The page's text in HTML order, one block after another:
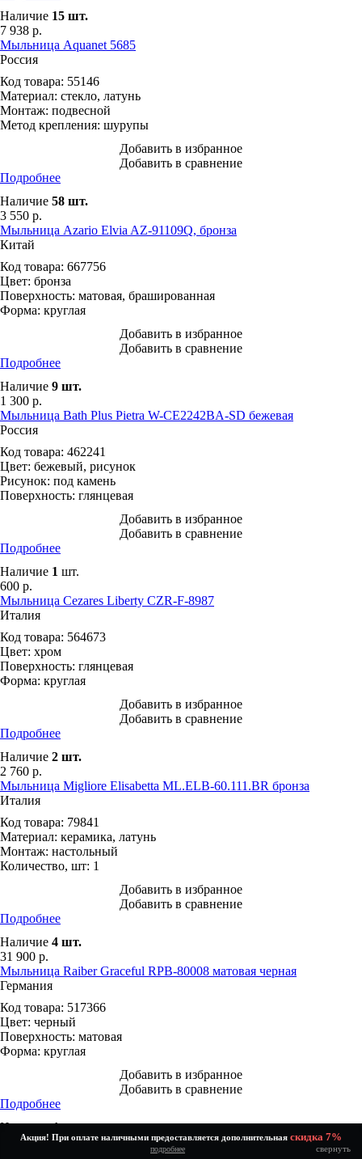
Акция! При оплате наличными предоставляется дополнительная скидка 7%
подробнее свернуть
Наличие 15 шт.
7 938 р.
Мыльница Aquanet 5685
Россия
Код товара: 55146
Материал: стекло, латунь
Монтаж: подвесной
Метод крепления: шурупы
Добавить в избранное
Добавить в сравнение
Подробнее
Наличие 58 шт.
3 550 р.
Мыльница Azario Elvia AZ-91109Q, бронза
Китай
Код товара: 667756
Цвет: бронза
Поверхность: матовая, брашированная
Форма: круглая
Добавить в избранное
Добавить в сравнение
Подробнее
Наличие 9 шт.
1 300 р.
Мыльница Bath Plus Pietra W-CE2242BA-SD бежевая
Россия
Код товара: 462241
Цвет: бежевый, рисунок
Рисунок: под камень
Поверхность: глянцевая
Добавить в избранное
Добавить в сравнение
Подробнее
Наличие 1 шт.
600 р.
Мыльница Cezares Liberty CZR-F-8987
Италия
Код товара: 564673
Цвет: хром
Поверхность: глянцевая
Форма: круглая
Добавить в избранное
Добавить в сравнение
Подробнее
Наличие 2 шт.
2 760 р.
Мыльница Migliore Elisabetta ML.ELB-60.111.BR бронза
Италия
Код товара: 79841
Материал: керамика, латунь
Монтаж: настольный
Количество, шт: 1
Добавить в избранное
Добавить в сравнение
Подробнее
Наличие 4 шт.
31 900 р.
Мыльница Raiber Graceful RPB-80008 матовая черная
Германия
Код товара: 517366
Цвет: черный
Поверхность: матовая
Форма: круглая
Добавить в избранное
Добавить в сравнение
Подробнее
Наличие4шт.
2 967р.
Посмотреть все товары из категории